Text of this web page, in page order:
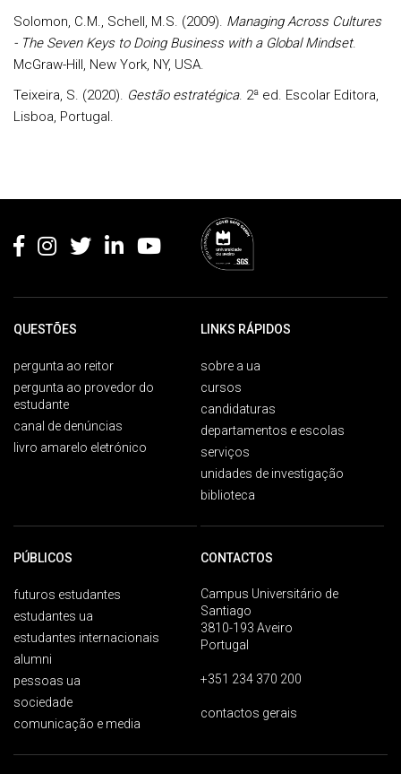
Solomon, C.M., Schell, M.S. (2009). Managing Across Cultures
- The Seven Keys to Doing Business with a Global Mindset.
McGraw-Hill, New York, NY, USA.
Teixeira, S. (2020). Gestão estratégica. 2ª ed. Escolar Editora,
Lisboa, Portugal.
QUESTÕES
pergunta ao reitor
pergunta ao provedor do
estudante
canal de denúncias
livro amarelo eletrónico
LINKS RÁPIDOS
sobre a ua
cursos
candidaturas
departamentos e escolas
serviços
unidades de investigação
biblioteca
PÚBLICOS
futuros estudantes
estudantes ua
estudantes internacionais
alumni
pessoas ua
sociedade
comunicação e media
CONTACTOS
Campus Universitário de
Santiago
3810-193 Aveiro
Portugal
+351 234 370 200
contactos gerais